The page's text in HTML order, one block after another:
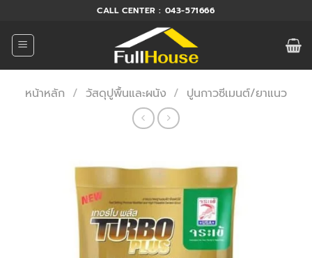
ยัง
เนื้อหา
CALL CENTER : 043-571666
หน้าหลัก / วัสดุปูพื้นและผนัง / ปูนกาวซีเมนต์/ยาแนว